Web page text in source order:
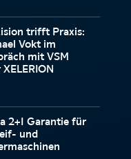
trifft Praxis:
Vokt im
mit VSM
2+1 Garantie für
und